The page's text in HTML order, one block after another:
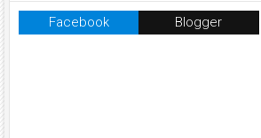
Facebook Blogger